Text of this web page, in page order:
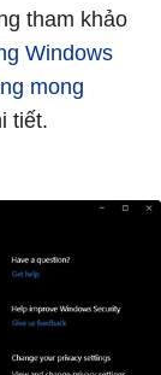
tham khảo
Windows
mong
tiết.